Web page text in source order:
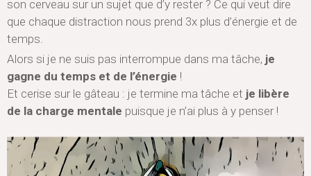
son cerveau sur un sujet que d’y rester ? Ce qui veut dire
que chaque distraction nous prend 3x plus d’énergie et de
temps.
Alors si je ne suis pas interrompue dans ma tâche, je
gagne du temps et de l’énergie !
Et cerise sur le gâteau : je termine ma tâche et je libère
de la charge mentale puisque je n’ai plus à y penser !